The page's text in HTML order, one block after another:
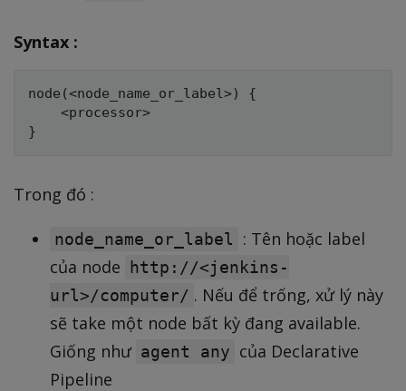
Syntax :
node(<node_name_or_label>) {
    <processor>
Trong đó :
node_name_or_label
: Tên hoặc label
của node
http://<jenkins-
url>/computer/ . Nếu để trống, xử lý này
sẽ take một node bất kỳ đang available.
Giống như agent any của Declarative
Pipeline